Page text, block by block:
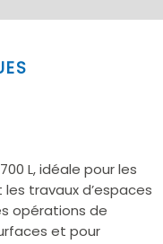
L, idéale pour les
travaux d’espaces
opérations de
et pour